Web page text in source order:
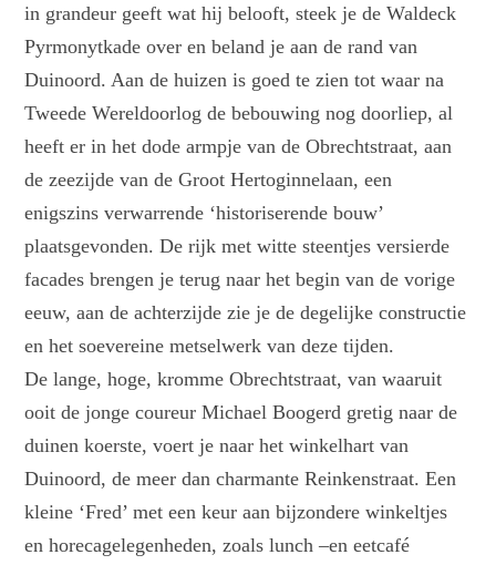
in grandeur geeft wat hij belooft, steek je de Waldeck
Pyrmonytkade over en beland je aan de rand van
Duinoord. Aan de huizen is goed te zien tot waar na
Tweede Wereldoorlog de bebouwing nog doorliep, al
heeft er in het dode armpje van de Obrechtstraat, aan
de zeezijde van de Groot Hertoginnelaan, een
enigszins verwarrende ‘historiserende bouw’
plaatsgevonden. De rijk met witte steentjes versierde
facades brengen je terug naar het begin van de vorige
eeuw, aan de achterzijde zie je de degelijke constructie
en het soevereine metselwerk van deze tijden.
De lange, hoge, kromme Obrechtstraat, van waaruit
ooit de jonge coureur Michael Boogerd gretig naar de
duinen koerste, voert je naar het winkelhart van
Duinoord, de meer dan charmante Reinkenstraat. Een
kleine ‘Fred’ met een keur aan bijzondere winkeltjes
en horecagelegenheden, zoals lunch –en eetcafé